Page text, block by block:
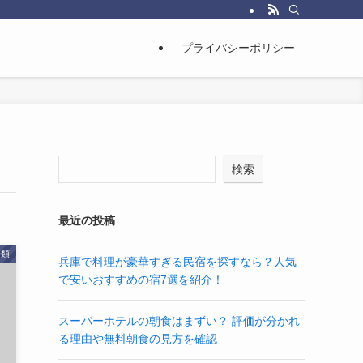
プライバシーポリシー
検索
最近の投稿
兵庫で料理が豪華すぎる民宿を探すなら？人気
で安いおすすめの宿7選を紹介！
スーパーホテルの朝食はまずい？ 評価が分かれ
る理由や無料朝食の見方を確認